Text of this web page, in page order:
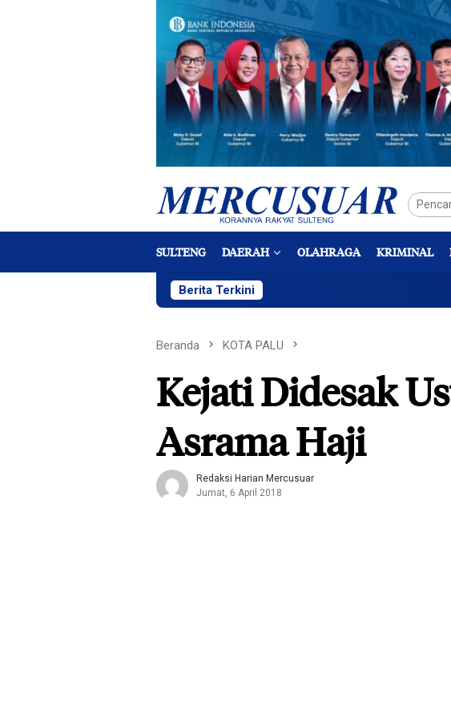
SULTENG DAERAH OLAHRAGA KRIMINAL
Berita Terkini
Beranda KOTA PALU
Kejati Didesak
Asrama Haji
Redaksi Harian Mercusuar
Jumat, 6 April 2018